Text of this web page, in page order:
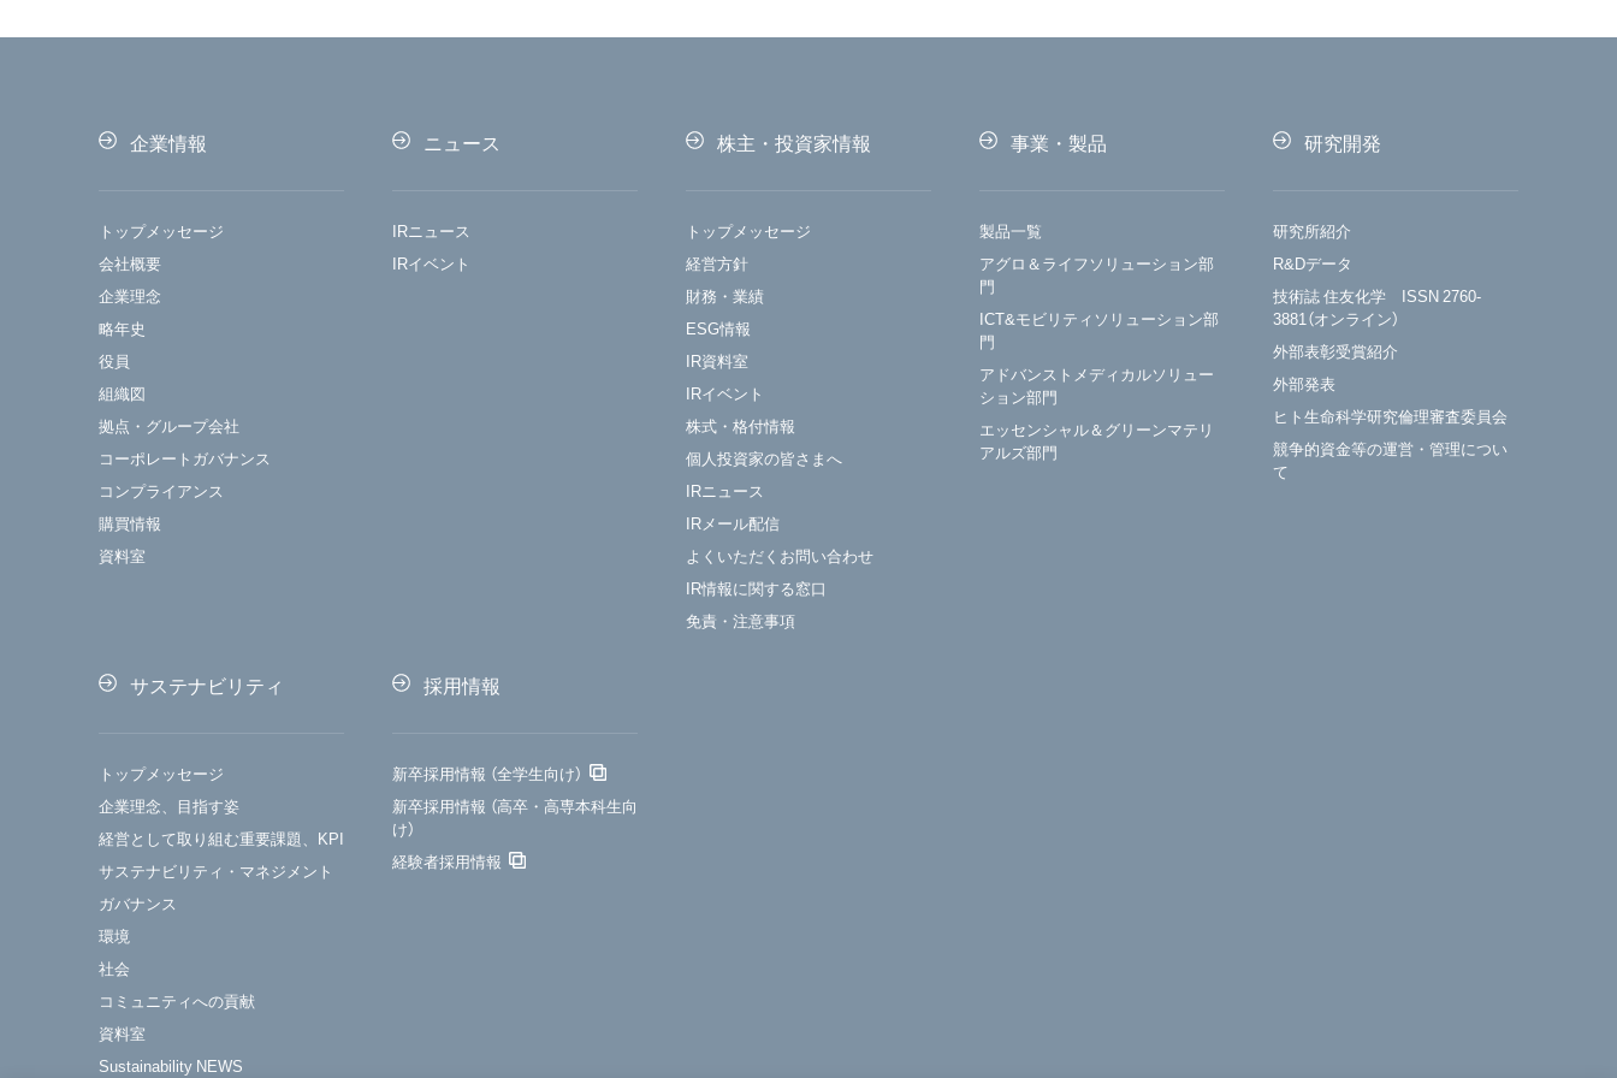
企業情報
トップメッセージ
会社概要
企業理念
略年史
役員
組織図
拠点・グループ会社
コーポレートガバナンス
コンプライアンス
購買情報
資料室
ニュース
IRニュース
IRイベント
株主・投資家情報
トップメッセージ
経営方針
財務・業績
ESG情報
IR資料室
IRイベント
株式・格付情報
個人投資家の皆さまへ
IRニュース
IRメール配信
よくいただくお問い合わせ
IR情報に関する窓口
免責・注意事項
事業・製品
製品一覧
アグロ＆ライフソリューション部
門
ICT&モビリティソリューション部
門
アドバンストメディカルソリュー
ション部門
エッセンシャル＆グリーンマテリ
アルズ部門
研究開発
研究所紹介
R&Dデータ
技術誌 住友化学 ISSN 2760-
3881（オンライン）
外部表彰受賞紹介
外部発表
ヒト生命科学研究倫理審査委員会
競争的資金等の運営・管理につい
て
サステナビリティ
トップメッセージ
企業理念、目指す姿
経営として取り組む重要課題、KPI
サステナビリティ・マネジメント
ガバナンス
環境
社会
コミュニティへの貢献
資料室
Sustainability NEWS
採用情報
新卒採用情報 （全学生向け）
新卒採用情報 （高卒・高専本科生向
け）
経験者採用情報